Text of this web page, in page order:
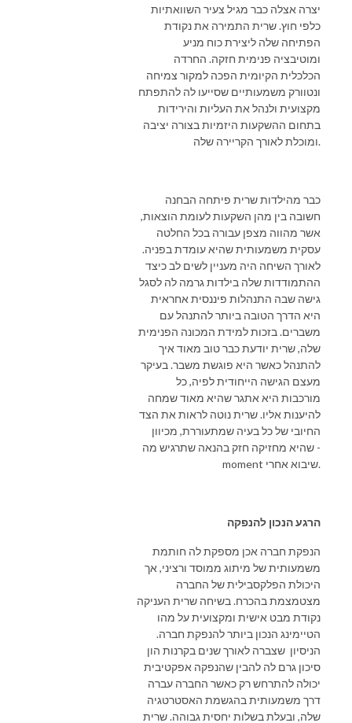
יצרה אצלה כבר מגיל צעיר השוואתיות
כלפי חוץ. שרית התמירה את נקודת
הפתיחה שלה ליצירת כוח מניע
ומוטיבציה פנימית חזקה. החרדה
הכלכלית הקיומית הפכה למקור צמיחה
ונטוורק משמעותיים שסייעו לה להתפתח
מקצועית ולנהל את העליות והירידות
בתחום ההשקעות היזמיות בצורה יציבה
ומוכלת לאורך הקריירה שלה.
כבר מהילדות שרית פיתחה הבחנה
חשובה בין מהן השקעות לעומת הוצאות,
אשר מהווה מצפן עבורה בכל החלטה
עסקית משמעותית שהיא עומדת בפניה.
לאורך השיחה היה מעניין לשים לב כיצד
ההתמודדות שלה בילדות גרמה לה לסגל
גישה שבה התנהלות פיננסית אחראית
היא הדרך הטובה ביותר להתנהל עם
משברים. בזכות למידת המכונה הפנימית
שלה, שרית יודעת כבר טוב מאוד איך
להתנהל כאשר היא פוגשת משבר. בעיקר
מעצם הגישה הייחודית לפיה, כל
מורכבות היא אתגר שהיא מאוד שמחה
להיענות אליו. שרית נוטה לראות את הצד
החיובי של כל בעיה שמתעוררת, מכיוון
שהיא מחזיקה חזק בהנאה שתרגיש מה -
moment שיבוא אחרי.
הרגע הנכון להנפקה
הנפקת חברה אכן מספקת לה חותמת
משמעותית של מיתוג ממוסד ורציני, אך
היכולת הפלקסבילית של החברה
מצטמצמת בהכרח. בשיחה שרית העניקה
נקודת מבט אישית ומקצועית על מהו
הטיימינג הנכון ביותר להנפקת חברה.
הניסיון שצברה לאורך שנים בקרנות הון
סיכון גרם לה להבין שהנפקה אפקטיבית
יכולה להתרחש רק כאשר החברה עברה
דרך משמעותית בהגשמת האסטרטגיה
שלה, ובעלת בשלות יחסית גבוהה. שרית